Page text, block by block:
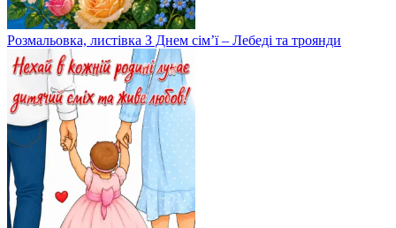
Розмальовка, листівка З Днем сім’ї – Лебеді та троянди